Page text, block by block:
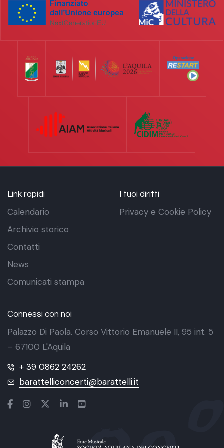
Link rapidi
Calendario
Archivio storico
Contatti
News
Comunicati stampa
I tuoi diritti
Privacy e Cookie Policy
Connessi con noi
Palazzo Di Paola. Corso Vittorio Emanuele II, 95 int. 5
– 67100 L'Aquila
+ 39 0862 24262
barattelliconcerti@barattelli.it